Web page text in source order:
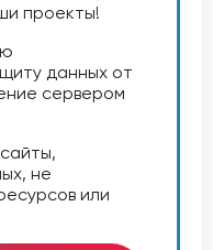
проекты!
данных от
сервером
не
или